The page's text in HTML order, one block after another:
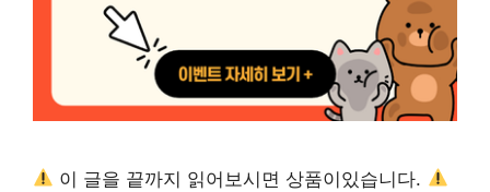
이 글을 끝까지 읽어보시면 상품이있습니다.